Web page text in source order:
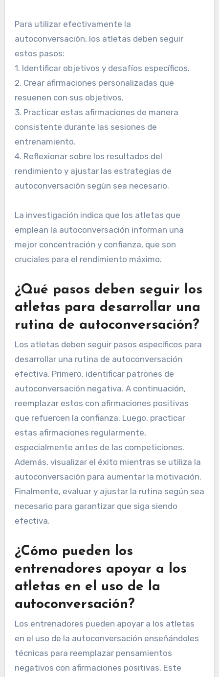
Para utilizar efectivamente la
autoconversación, los atletas deben seguir
estos pasos:
1. Identificar objetivos y desafíos específicos.
2. Crear afirmaciones personalizadas que
resuenen con sus objetivos.
3. Practicar estas afirmaciones de manera
consistente durante las sesiones de
entrenamiento.
4. Reflexionar sobre los resultados del
rendimiento y ajustar las estrategias de
autoconversación según sea necesario.
La investigación indica que los atletas que
emplean la autoconversación informan una
mejor concentración y confianza, que son
cruciales para el rendimiento máximo.
¿Qué pasos deben seguir los
atletas para desarrollar una
rutina de autoconversación?
Los atletas deben seguir pasos específicos para
desarrollar una rutina de autoconversación
efectiva. Primero, identificar patrones de
autoconversación negativa. A continuación,
reemplazar estos con afirmaciones positivas
que refuercen la confianza. Luego, practicar
estas afirmaciones regularmente,
especialmente antes de las competiciones.
Además, visualizar el éxito mientras se utiliza la
autoconversación para aumentar la motivación.
Finalmente, evaluar y ajustar la rutina según sea
necesario para garantizar que siga siendo
efectiva.
¿Cómo pueden los
entrenadores apoyar a los
atletas en el uso de la
autoconversación?
Los entrenadores pueden apoyar a los atletas
en el uso de la autoconversación enseñándoles
técnicas para reemplazar pensamientos
negativos con afirmaciones positivas. Este